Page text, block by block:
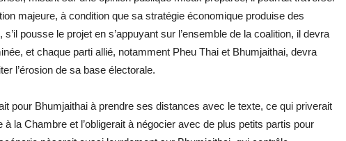
majeure, à condition que sa stratégie économique produise des
pousse le projet en s’appuyant sur l’ensemble de la coalition, il devra
et chaque parti allié, notamment Pheu Thai et Bhumjaithai, devra
l’érosion de sa base électorale.
pour Bhumjaithai à prendre ses distances avec le texte, ce qui priverait
à la Chambre et l’obligerait à négocier avec de plus petits partis pour